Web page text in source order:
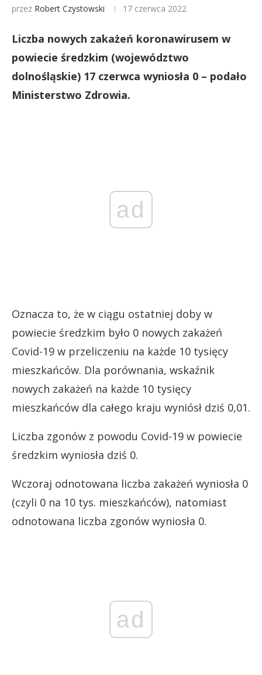
przez Robert Czystowski 17 czerwca 2022
Liczba nowych zakażeń koronawirusem w
powiecie średzkim (województwo
dolnośląskie) 17 czerwca wyniosła 0 – podało
Ministerstwo Zdrowia.
ad
Oznacza to, że w ciągu ostatniej doby w
powiecie średzkim było 0 nowych zakażeń
Covid-19 w przeliczeniu na każde 10 tysięcy
mieszkańców. Dla porównania, wskaźnik
nowych zakażeń na każde 10 tysięcy
mieszkańców dla całego kraju wyniósł dziś 0,01.
Liczba zgonów z powodu Covid-19 w powiecie
średzkim wyniosła dziś 0.
Wczoraj odnotowana liczba zakażeń wyniosła 0
(czyli 0 na 10 tys. mieszkańców), natomiast
odnotowana liczba zgonów wyniosła 0.
ad